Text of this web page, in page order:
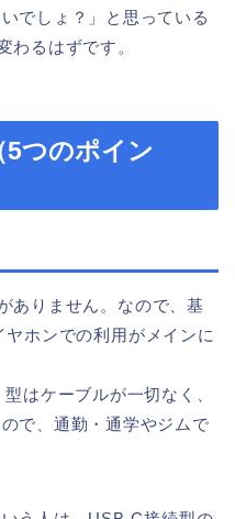
でしょ？」と思っている
わるはずです。
つのポイン
ありません。なので、基
ホンでの利用がメインに
はケーブルが一切なく、
で、通勤・通学やジムで